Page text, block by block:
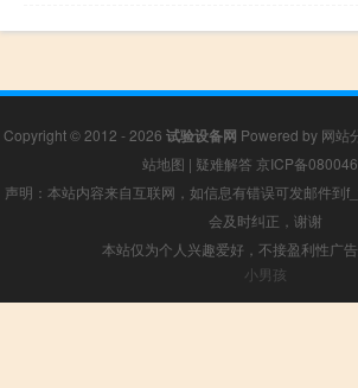
Copyright © 2012 - 2026 试验设备网 Powered by 网站
站地图 | 疑难解答 京ICP备
声明：本站内容来自互联网，如信息有错误可发邮件到
会及时纠正，谢谢
本站仅为个人兴趣爱好，不接盈利性广
小男孩